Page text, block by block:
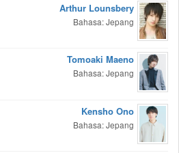
Arthur Lounsbery
Bahasa: Jepang
Tomoaki Maeno
Bahasa: Jepang
Kensho Ono
Bahasa: Jepang